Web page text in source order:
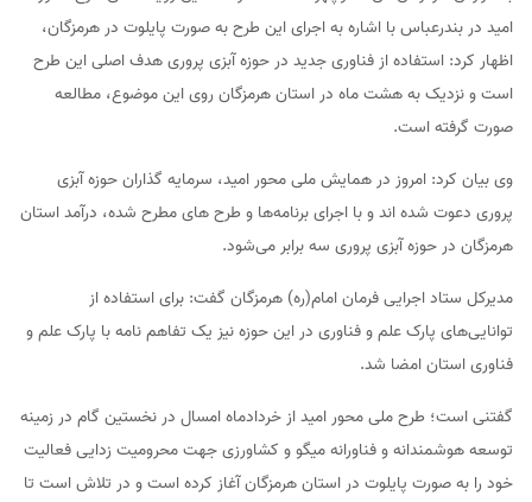
امید در بندرعباس با اشاره به اجرای این طرح به صورت پایلوت در هرمزگان،
اظهار کرد: استفاده از فناوری جدید در حوزه آبزی پروری هدف اصلی این طرح
است و نزدیک به هشت ماه در استان هرمزگان روی این موضوع، مطالعه
صورت گرفته است.
وی بیان کرد: امروز در همایش ملی محور امید، سرمایه گذاران حوزه آبزی
پروری دعوت شده اند و با اجرای برنامه‌ها و طرح های مطرح شده، درآمد استان
هرمزگان در حوزه آبزی پروری سه برابر می‌شود.
مدیرکل ستاد اجرایی فرمان امام(ره) هرمزگان گفت: برای استفاده از
توانایی‌های پارک علم و فناوری در این حوزه نیز یک تفاهم نامه با پارک علم و
فناوری استان امضا شد.
گفتنی است؛ طرح ملی محور امید از خردادماه امسال در نخستین گام در زمینه
توسعه هوشمندانه و فناورانه میگو و کشاورزی جهت محرومیت زدایی فعالیت
خود را به صورت پایلوت در استان هرمزگان آغاز کرده است و در تلاش است تا